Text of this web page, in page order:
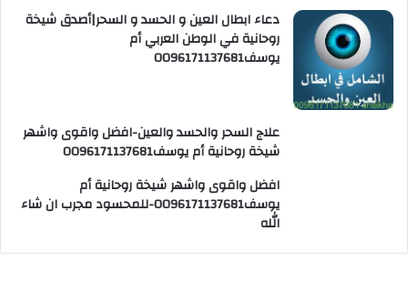
دعاء ابطال العين و الحسد و السحر|أصدق شيخة
روحانية في الوطن العربي أم
يوسف0096171137681
علاج السحر والحسد والعين-افضل واقوى واشهر
شيخة روحانية أم يوسف0096171137681
افضل واقوى واشهر شيخة روحانية أم
يوسف0096171137681-للمحسود مجرب ان شاء
الله